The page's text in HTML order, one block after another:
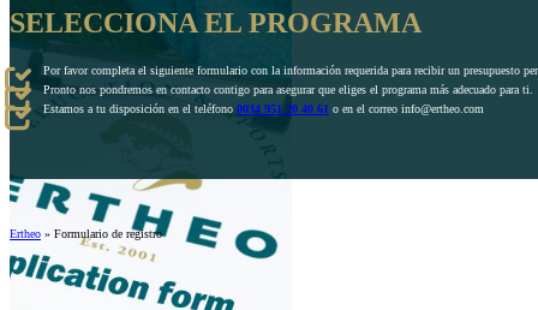
SELECCIONA EL PROGRAMA
Por favor completa el siguiente formulario con la información requerida para recibir un presupuesto
Pronto nos pondremos en contacto contigo para asegurar que eliges el programa más adecuado para ti.
Estamos a tu disposición en el teléfono 0034 951 20 40 61 o en el correo info@ertheo.com
Ertheo » Formulario de registro